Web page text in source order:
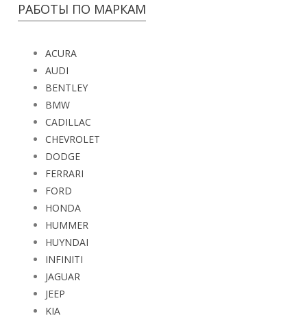
РАБОТЫ ПО МАРКАМ
ACURA
AUDI
BENTLEY
BMW
CADILLAC
CHEVROLET
DODGE
FERRARI
FORD
HONDA
HUMMER
HUYNDAI
INFINITI
JAGUAR
JEEP
KIA